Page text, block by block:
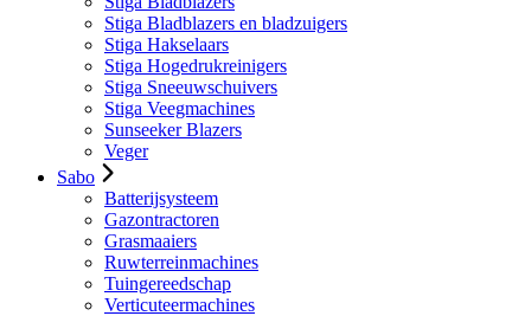
Stiga Bladblazers en bladzuigers
Stiga Hakselaars
Stiga Hogedrukreinigers
Stiga Sneeuwschuivers
Stiga Veegmachines
Sunseeker Blazers
Veger
Sabo
Batterijsysteem
Gazontractoren
Grasmaaiers
Ruwterreinmachines
Tuingereedschap
Verticuteermachines